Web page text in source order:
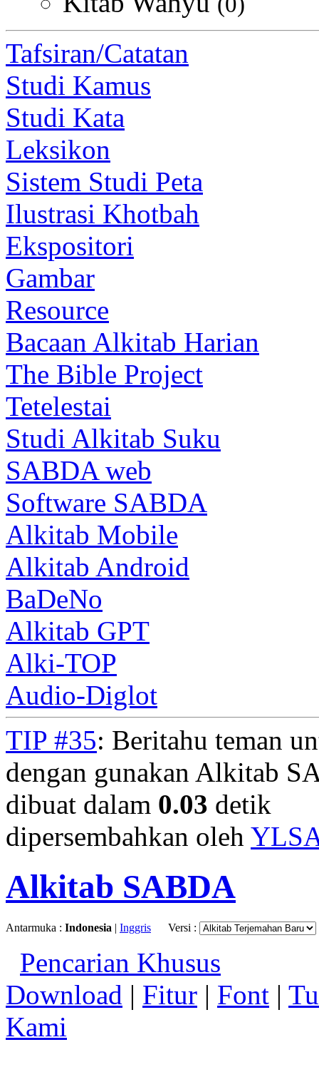
Tafsiran/Catatan
Studi Kamus
Studi Kata
Leksikon
Sistem Studi Peta
Ilustrasi Khotbah
Ekspositori
Gambar
Resource
Bacaan Alkitab Harian
The Bible Project
Tetelestai
Studi Alkitab Suku
SABDA web
Software SABDA
Alkitab Mobile
Alkitab Android
BaDeNo
Alkitab GPT
Alki-TOP
Audio-Diglot
TIP #35: Beritahu teman
dengan gunakan Alkitab
dibuat dalam 0.03 detik
dipersembahkan oleh
Alkitab SABDA
Antarmuka : Indonesia | Inggris Versi :
Pencarian Khusus
Download | Fitur | Font |
Kami